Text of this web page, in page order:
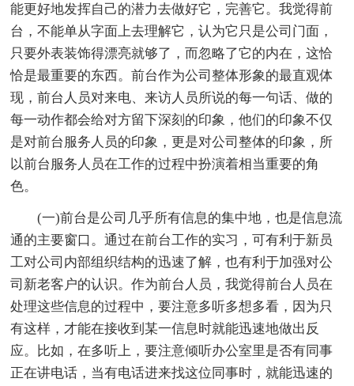
能更好地发挥自己的潜力去做好它，完善它。我觉得前
台，不能单从字面上去理解它，认为它只是公司门面，
只要外表装饰得漂亮就够了，而忽略了它的内在，这恰
恰是最重要的东西。前台作为公司整体形象的最直观体
现，前台人员对来电、来访人员所说的每一句话、做的
每一动作都会给对方留下深刻的印象，他们的印象不仅
是对前台服务人员的印象，更是对公司整体的印象，所
以前台服务人员在工作的过程中扮演着相当重要的角
色。
(一)前台是公司几乎所有信息的集中地，也是信息流
通的主要窗口。通过在前台工作的实习，可有利于新员
工对公司内部组织结构的迅速了解，也有利于加强对公
司新老客户的认识。作为前台人员，我觉得前台人员在
处理这些信息的过程中，要注意多听多想多看，因为只
有这样，才能在接收到某一信息时就能迅速地做出反
应。比如，在多听上，要注意倾听办公室里是否有同事
正在讲电话，当有电话进来找这位同事时，就能迅速的